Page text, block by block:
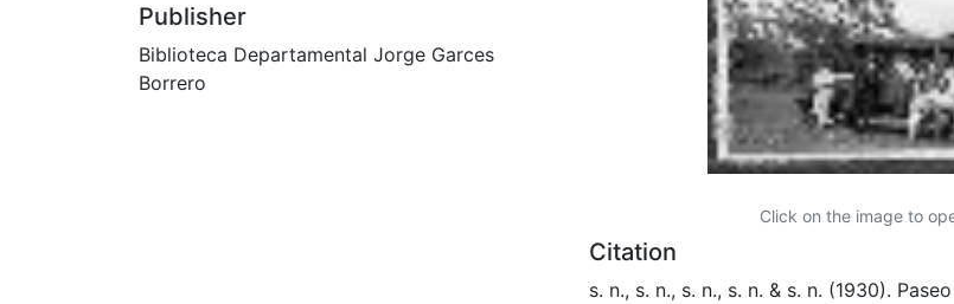
Publisher
Biblioteca Departamental Jorge Garces
Borrero
Click on the image to
Citation
s. n., s. n., s. n., s. n. & s. n. (1930).